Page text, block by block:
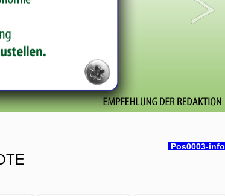
Pos0003-info